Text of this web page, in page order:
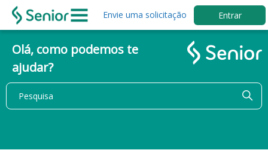
Envie uma solicitação Entrar
Olá, como podemos te
ajudar?